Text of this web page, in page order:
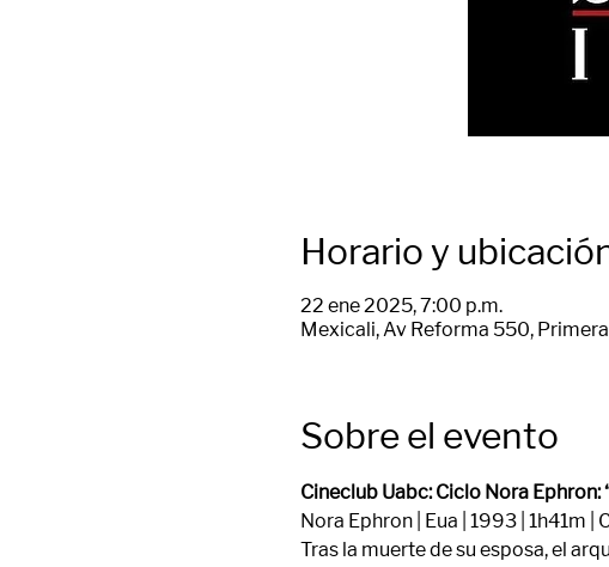
Horario y
22 ene 2025, 7:00 p.m.
Mexicali, Av Reforma 550,
Sobre el evento
Cineclub Uabc: Ciclo Nora Ephron:
Nora Ephron | Eua | 1993 | 1h41m |
Tras la muerte de su esposa, el